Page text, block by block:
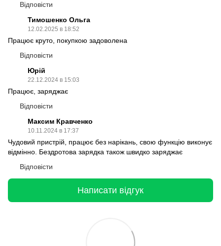
Відповісти
Тимошенко Ольга
12.02.2025 в 18:52
Працює круто, покупкою задоволена
Відповісти
Юрій
22.12.2024 в 15:03
Працює, заряджає
Відповісти
Максим Кравченко
10.11.2024 в 17:37
Чудовий пристрій, працює без нарікань, свою функцію виконує
відмінно. Бездротова зарядка також швидко заряджає
Відповісти
Написати відгук